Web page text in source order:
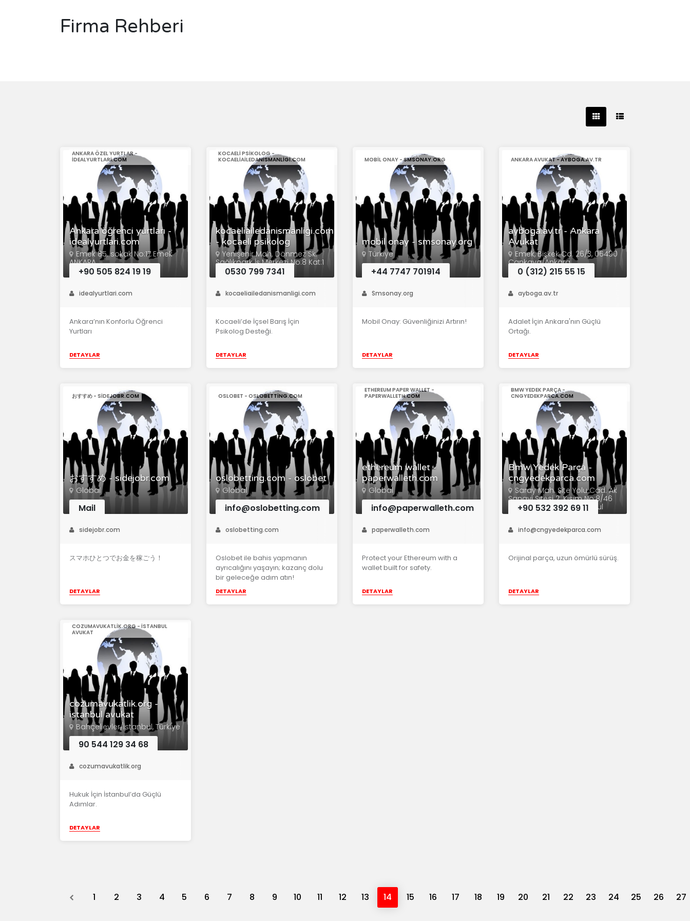
Firma Rehberi
Ankara öğrenci yurtları -
idealyurtlari.com
ANKARA ÖZEL YURTLAR -
IDEALYURTLARI.COM
Emek 85. sokak No:17 Emek
ANKARA
+90 505 824 19 19
idealyurtlari.com
Ankara’nın Konforlu Öğrenci
Yurtları
DETAYLAR
kocaeliailedanismanligi.com
- kocaeli psikolog
KOCAELI PSIKOLOG -
KOCAELIAILEDANISMANLIGI.COM
Yenişehir Mah. Dönmez Sk.
Sağlıkpark İş Merkezi No:8 Kat:1
İzmit / KOCAELİ
0530 799 7341
kocaeliailedanismanligi.com
Kocaeli’de İçsel Barış İçin
Psikolog Desteği.
DETAYLAR
mobil onay - smsonay.org
MOBIL ONAY - SMSONAY.ORG
Türkiye
+44 7747 701914
Smsonay.org
Mobil Onay: Güvenliğinizi Artırın!
DETAYLAR
ayboga.av.tr - Ankara
Avukat
ANKARA AVUKAT - AYBOGA.AV.TR
Emek, Bişkek Cd. 26/3, 06490
Çankaya/Ankara
0 (312) 215 55 15
ayboga.av.tr
Adalet İçin Ankara'nın Güçlü
Ortağı.
DETAYLAR
おすすめ - sidejobr.com
おすすめ - SIDEJOBR.COM
Global
Mail
sidejobr.com
スマホひとつでお金を稼ごう！
DETAYLAR
oslobetting.com - oslobet
OSLOBET - OSLOBETTING.COM
Global
info@oslobetting.com
oslobetting.com
Oslobet ile bahis yapmanın
ayrıcalığını yaşayın; kazanç dolu
bir geleceğe adım atın!
DETAYLAR
ethereum wallet -
paperwalleth.com
ETHEREUM PAPER WALLET -
PAPERWALLETH.COM
Global
info@paperwalleth.com
paperwalleth.com
Protect your Ethereum with a
wallet built for safety.
DETAYLAR
Bmw Yedek Parça -
cngyedekparca.com
BMW YEDEK PARÇA -
CNGYEDEKPARCA.COM
Saray Mah. Site Yolu Cad. Ak
Sanayi Sitesi 2. Kısım No:8/46
34764 Ümraniye / İstanbul
+90 532 392 69 11
info@cngyedekparca.com
Orijinal parça, uzun ömürlü sürüş.
DETAYLAR
cozumavukatlik.org -
istanbul avukat
COZUMAVUKATLIK.ORG - ISTANBUL
AVUKAT
Bahçelievler/İstanbul, Türkiye
90 544 129 34 68
cozumavukatlik.org
Hukuk İçin İstanbul’da Güçlü
Adımlar.
DETAYLAR
Previous
1 2 3 4 5 6 7 8 9 10 11 12 13 14 15 16 17 18 19 20 21 22 23 24 25 26 27